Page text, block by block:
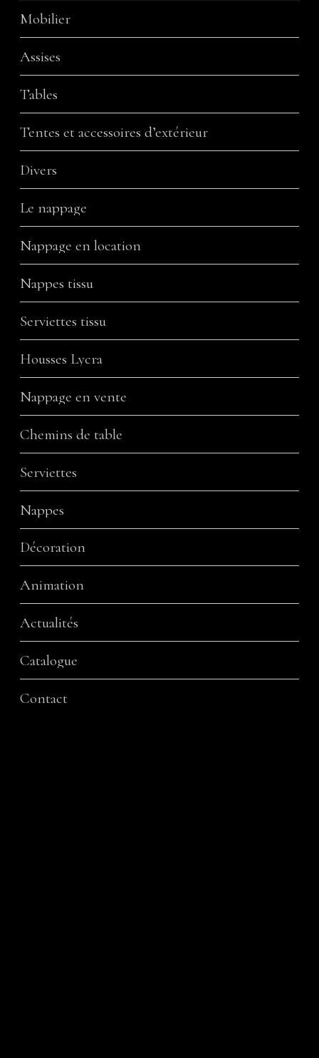
Mobilier
Assises
Tables
Tentes et accessoires d’extérieur
Divers
Le nappage
Nappage en location
Nappes tissu
Serviettes tissu
Housses Lycra
Nappage en vente
Chemins de table
Serviettes
Nappes
Décoration
Animation
Actualités
Catalogue
Contact